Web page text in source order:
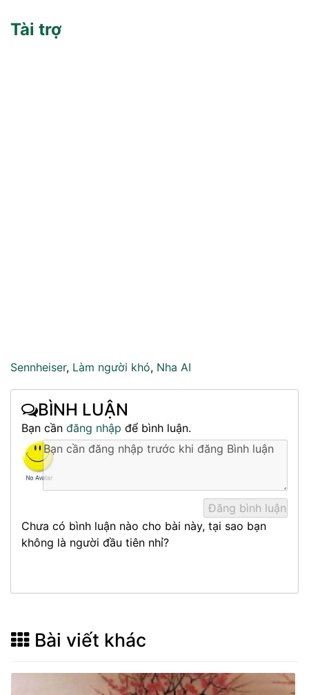
Tài trợ
Sennheiser, Làm người khó, Nha AI
BÌNH LUẬN
Bạn cần đăng nhập để bình luận.
Chưa có bình luận nào cho bài này, tại sao bạn
không là người đầu tiên nhỉ?
Bài viết khác